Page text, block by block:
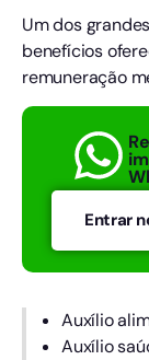
Um dos
benefícios
remuneração
Entrar
Auxílio
Auxílio